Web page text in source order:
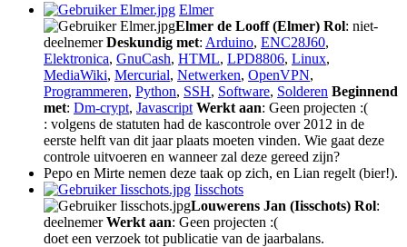
Elmer
Elmer de Looff (Elmer) Rol: niet-
deelnemerDeskundig met: Arduino, ENC28J60,
Elektronica, GnuCash, HTML, LPD8806, Linux,
MediaWiki, Mercurial, Netwerken, OpenVPN,
Programmeren, Python, SSH, Software, Solderen Beginnend
met: Dm-crypt, Javascript Werkt aan: Geen projecten :(
: volgens de statuten had de kascontrole over 2012 in de
eerste helft van dit jaar plaats moeten vinden. Wie gaat deze
controle uitvoeren en wanneer zal deze gereed zijn?
Pepo en Mirte nemen deze taak op zich, en Lian regelt (bier!).
Iisschots
Louwerens Jan (Iisschots) Rol:
deelnemerWerkt aan: Geen projecten :(
doet een verzoek tot publicatie van de jaarbalans.